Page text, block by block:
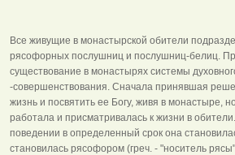
Все живущие в монастырской обители
рясофорных послушниц и послушниц-белиц.
существование в монастырях системы
-совершенствования. Сначала принявшая
жизнь и посвятить ее Богу, живя в монастыре,
работала и присматривалась к жизни в
поведении в определенный срок она
становилась рясофором (греч. - "носитель